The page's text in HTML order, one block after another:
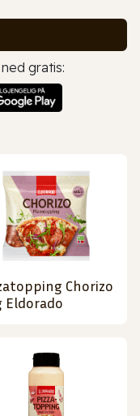
gratis:
Chorizo
Eldorado